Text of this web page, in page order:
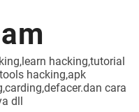
hacking,tutorial
hacking,apk
cara
dll